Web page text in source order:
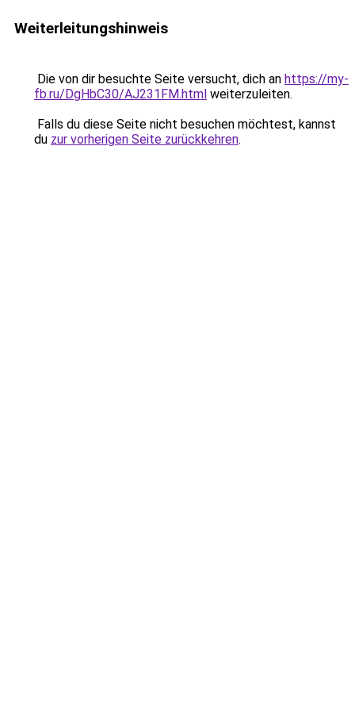
Weiterleitungshinweis
Die von dir besuchte Seite versucht, dich an https://my-
fb.ru/DgHbC30/AJ231FM.html weiterzuleiten.
Falls du diese Seite nicht besuchen möchtest, kannst
du zur vorherigen Seite zurückkehren.